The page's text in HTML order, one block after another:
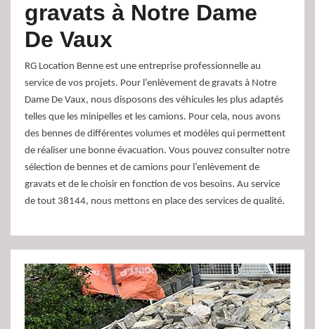
gravats à Notre Dame
De Vaux
RG Location Benne est une entreprise professionnelle au
service de vos projets. Pour l’enlèvement de gravats à Notre
Dame De Vaux, nous disposons des véhicules les plus adaptés
telles que les minipelles et les camions. Pour cela, nous avons
des bennes de différentes volumes et modèles qui permettent
de réaliser une bonne évacuation. Vous pouvez consulter notre
sélection de bennes et de camions pour l’enlèvement de
gravats et de le choisir en fonction de vos besoins. Au service
de tout 38144, nous mettons en place des services de qualité.